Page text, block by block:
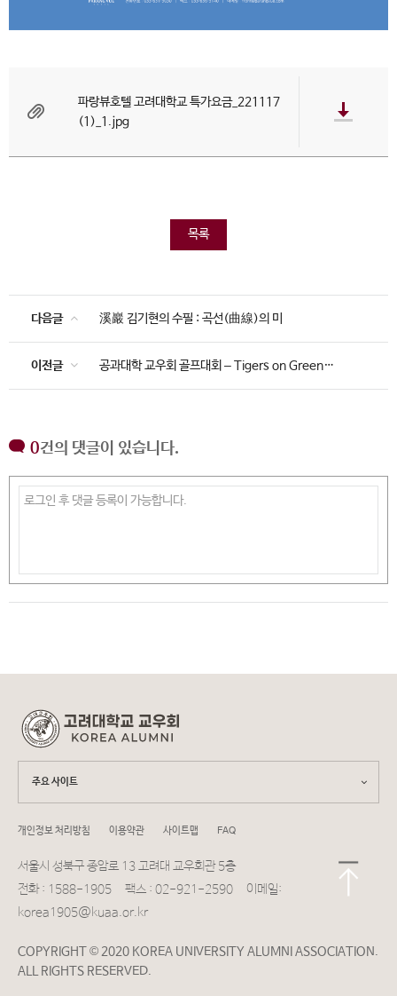
파랑뷰호텔 고려대학교 특가요금_221117
(1)_1.jpg
목록
다음글 溪巖 김기현의 수필 : 곡선(曲線)의 미
이전글
공과대학 교우회 골프대회 – Tigers on Green
0건의 댓글이 있습니다.
개인정보 처리방침 이용약관 사이트맵 FAQ
주요 사이트
서울시 성북구 종암로 13 고려대 교우회관 5층
전화 : 1588-1905 팩스 : 02-921-2590 이메일:
korea1905@kuaa.or.kr
COPYRIGHT © 2020 KOREA UNIVERSITY ALUMNI ASSOCIATION.
ALL RIGHTS RESERVED.